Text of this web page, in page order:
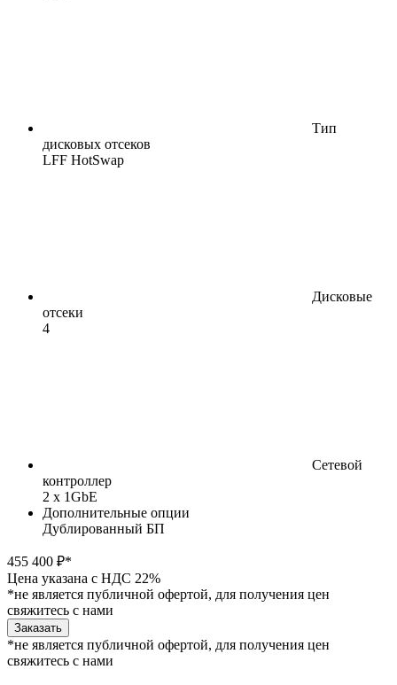
Тип
дисковых отсеков
LFF HotSwap
Дисковые
отсеки
4
Сетевой
контроллер
2 x 1GbE
Дополнительные опции
Дублированный БП
455 400 ₽*
Цена указана с НДС 22%
*не является публичной офертой, для получения цен
свяжитесь с нами
Заказать
*не является публичной офертой, для получения цен
свяжитесь с нами